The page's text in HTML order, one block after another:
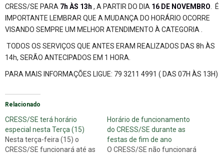
CRESS/SE PARA 7h ÀS 13h , A PARTIR DO DIA 16 DE NOVEMBRO . É
IMPORTANTE LEMBRAR QUE A MUDANÇA DO HORÁRIO OCORRE
VISANDO SEMPRE UM MELHOR ATENDIMENTO À CATEGORIA .
TODOS OS SERVIÇOS QUE ANTES ERAM REALIZADOS DAS 8h ÀS
14h, SERÃO ANTECIPADOS EM 1 HORA.
PARA MAIS INFORMAÇÕES LIGUE: 79 3211 4991 ( DAS 07H ÀS 13H)
Relacionado
CRESS/SE terá horário
especial nesta Terça (15)
Nesta terça-feira (15) o
CRESS/SE funcionará até as
Horário de funcionamento
do CRESS/SE durante as
festas de fim de ano
O CRESS/SE não funcionará